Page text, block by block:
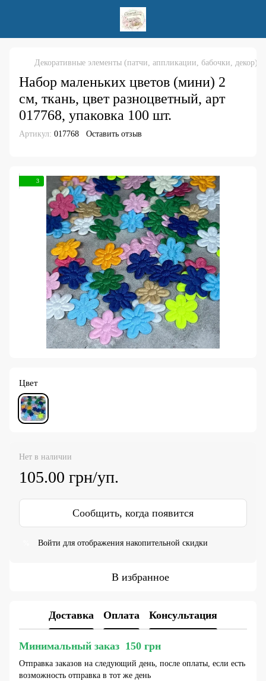
Декоративные элементы (патчи, аппликации, бабочки, декор)
Набор маленьких цветов (мини) 2
см, ткань, цвет разноцветный, арт
017768, упаковка 100 шт.
Артикул: 017768 Оставить отзыв
3
Цвет
Нет в наличии
105.00 грн/уп.
Сообщить, когда появится
Войти для отображения накопительной скидки
В избранное
Доставка Оплата Консультация
Минимальный заказ 150 грн
Отправка заказов на следующий день, после оплаты, если есть
возможность отправка в тот же день